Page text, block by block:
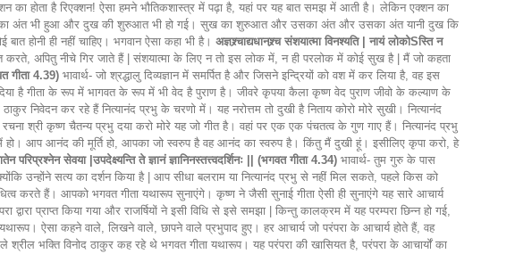
होता है रिएक्शन! ऐसा हमने भौतिकशास्त्र में पढ़ा है, यहां पर यह बात समझ में आती है। लेकिन एक्शन का
उसका अंत भी हुआ और दुख की शुरुआत भी हो गई। सुख का शुरुआत और उसका अंत और उसका अंत यानी दुख कि
ही नहीं चाहिए। भगवान ऐसा कहा भी है। अज्ञश्र्चाद्यधानश्र्च संशयात्मा विनश्यति | नायं लोकोSस्ति न
करते, अपितु नीचे गिर जाते हैं | संशयात्मा के लिए न तो इस लोक में, न ही परलोक में कोई सुख है | मैं जो कहता
गीता 4.39) भावार्थ- जो श्रद्धालु दिव्यज्ञान में समर्पित है और जिसने इन्द्रियों को वश में कर लिया है, वह इस
दिया है गीता के रूप में भागवत के रूप में भी वेद है पुराण है। जीवरे कृपया कैला कृष्ण वेद पुराण जीवो के कल्याण के
ठाकुर निवेदन कर रहे हैं नित्यानंद प्रभु के चरणो में। यह नरोत्तम तो दुखी है निताय कोरो मोरे सुखी। नित्यानंद
श्री कृष्ण चैतन्य प्रभु दया करो मोरे यह जो गीत है। वहां पर एक एक पंचतत्व के गुण गाए हैं। नित्यानंद प्रभु
आप आनंद की मूर्ति हो, आपका जो स्वरुप है वह आनंद का स्वरुप है। किंतु मैं दुखी हूं। इसीलिए कृपा करो, हे
परिप्रश्नेन सेवया |उपदेक्ष्यन्ति ते ज्ञानं ज्ञानिनस्तत्त्वदर्शिनः || (भगवत गीता 4.34) भावार्थ- तुम गुरु के पास
उन्होंने सत्य का दर्शन किया है | आप सीधा बलराम या नित्यानंद प्रभु से नहीं मिल सकते, पहले किस को
करते हैं। आपको भगवत गीता यथारूप सुनाएंगे। कृष्ण ने जैसी सुनाई गीता ऐसी ही सुनाएंगे यह सारे आचार्य
द्वारा प्राप्त किया गया और राजर्षियों ने इसी विधि से इसे समझा | किन्तु कालक्रम में यह परम्परा छिन्न हो गई,
ऐसा कहने वाले, लिखने वाले, छापने वाले प्रभुपाद हुए। हर आचार्य जो परंपरा के आचार्य होते हैं, वह
भक्ति विनोद ठाकुर कह रहे थे भगवत गीता यथारूप। यह परंपरा की खासियत है, परंपरा के आचार्यों का